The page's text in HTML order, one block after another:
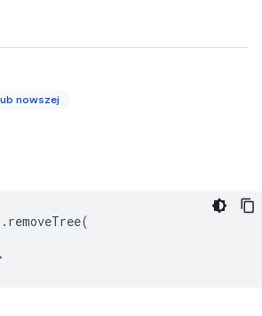
nowszej
. removeTree(